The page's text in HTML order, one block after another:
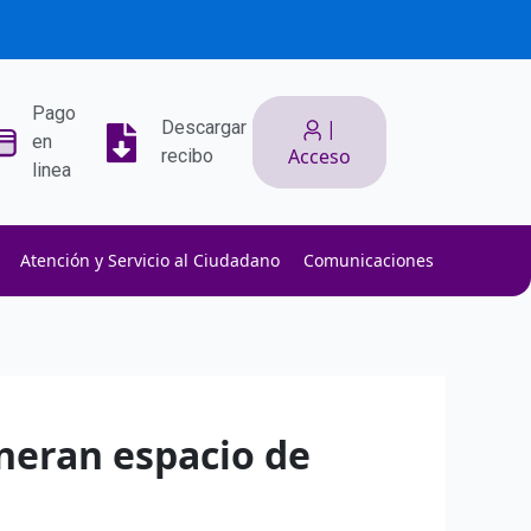
Pago
en
linea
Descargar
recibo
|
Acceso
Atención y Servicio al Ciudadano Comunicaciones
espacio de